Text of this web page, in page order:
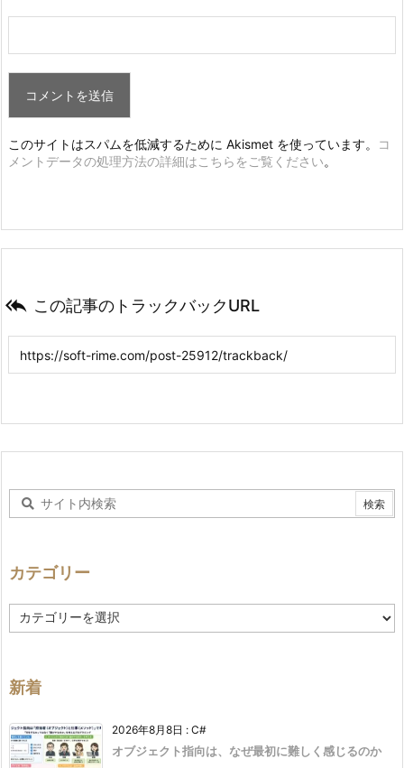
このサイトはスパムを低減するために Akismet を使っています。
コ
メントデータの処理方法の詳細はこちらをご覧ください。
 この記事のトラックバックURL
カテゴリー
テ
ー
新着
2026年8月8日 : C#
オブジェクト指向は、なぜ最初に難しく感じるのか